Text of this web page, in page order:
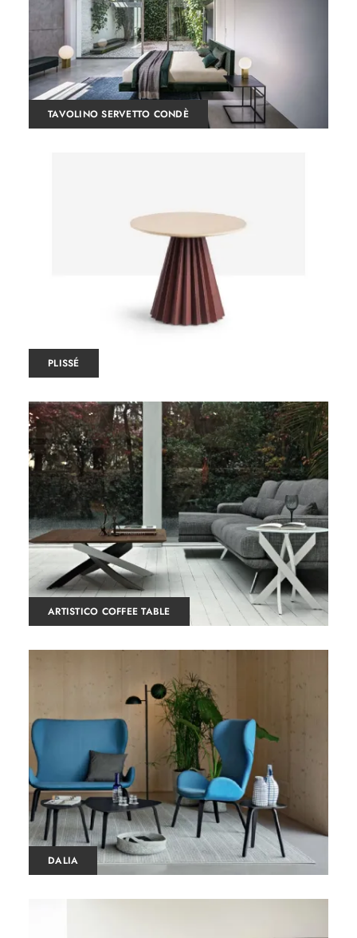
TAVOLINO SERVETTO CONDÈ
PLISSÉ
ARTISTICO COFFEE TABLE
DALIA